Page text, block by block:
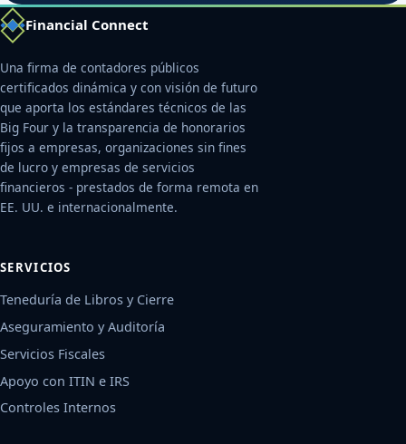
Financial Connect
Una firma de contadores públicos
certificados dinámica y con visión de futuro
que aporta los estándares técnicos de las
Big Four y la transparencia de honorarios
fijos a empresas, organizaciones sin fines
de lucro y empresas de servicios
financieros - prestados de forma remota en
EE. UU. e internacionalmente.
SERVICIOS
Teneduría de Libros y Cierre
Aseguramiento y Auditoría
Servicios Fiscales
Apoyo con ITIN e IRS
Controles Internos